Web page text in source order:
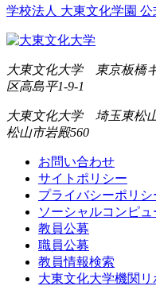
学校法人 大東文化学園 公
大東文化大学 東京板橋
区高島平1-9-1
大東文化大学 埼玉東松
松山市岩殿560
お問い合わせ
サイトポリシー
プライバシーポリシ
ソーシャルコンピ
教員公募
職員公募
教員情報検索
大東文化大学機関リ